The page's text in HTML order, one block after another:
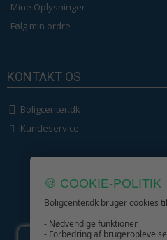
Mine Oplysninger
Følg min ordre
KONTAKT OS
Boligcenter.dk
Kundeservice
GIV GLÆDE MED
🍪 COOKIE-POLITIK
Boligcenter.dk bruger cookies
- Nødvendige funktioner
- Forbedring af